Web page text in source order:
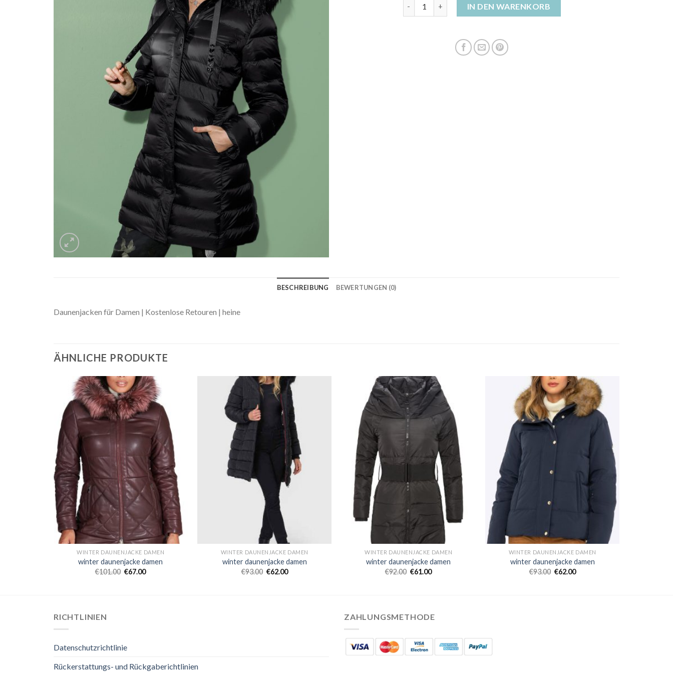
IN DEN WARENKORB
BESCHREIBUNG BEWERTUNGEN (0)
Daunenjacken für Damen | Kostenlose Retouren | heine
ÄHNLICHE PRODUKTE
WINTER DAUNENJACKE DAMEN
winter daunenjacke damen
€101.00 €67.00
WINTER DAUNENJACKE DAMEN
winter daunenjacke damen
€93.00 €62.00
WINTER DAUNENJACKE DAMEN
winter daunenjacke damen
€92.00 €61.00
WINTER DAUNENJACKE DAMEN
winter daunenjacke damen
€93.00 €62.00
RICHTLINIEN
Datenschutzrichtlinie
Rückerstattungs- und Rückgaberichtlinien
ZAHLUNGSMETHODE